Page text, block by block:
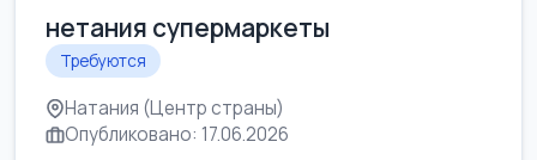
нетания супермаркеты
Требуются
Натания (Центр страны)
Опубликовано: 17.06.2026